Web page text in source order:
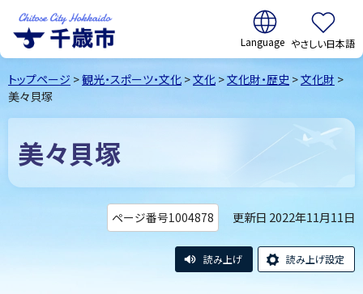
千歳市Chitose
City Hokkaido
翻訳:
やさしい日本語
トップページ >観光・スポーツ・文化 >文化 >文化財・歴史 >文化財 >
美々貝塚
美々貝塚
ページ番号1004878 更新日 2022年11月11日
読み上げ 読み上げ設定